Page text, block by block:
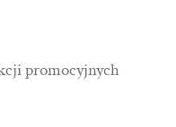
promocyjnych